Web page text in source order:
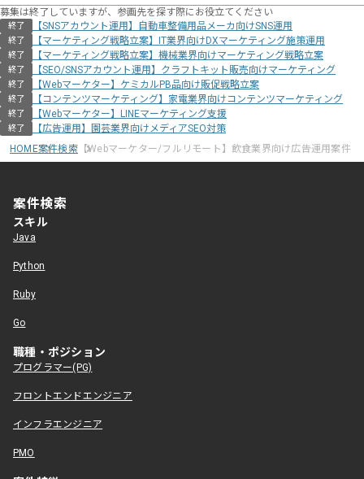
募集は終了していますが、参画先を探す際にお役立てください
終了 【SNSアカウント運用】自動車整備用品メーカ向けSNS運用
終了 【マーケティング戦略立案】IT業界向けDXマーケティング施策運用
終了 【マーケティング戦略立案】機械業界向けマーケティング戦略立案
終了 【SEO/SNSアカウント運用】クラフトキット販売向けマーケティング
終了 【Webマーケター】ケミカルPB品向け販促戦略立案
終了 【コンテンツマーケティング】家電業界向けコンテンツマーケティング
終了 【Webマーケター】LINEマーケティング支援
終了
【広告運用】園芸業界向けメディアSEO対策
HOME案件検索【Webマーケター/フルリモート】飲食業界向け広告運用案件
案件検索
スキル
Java
Python
Ruby
Go
職種・ポジション
プログラマー(PG)
フロントエンドエンジニア
インフラエンジニア
PMO